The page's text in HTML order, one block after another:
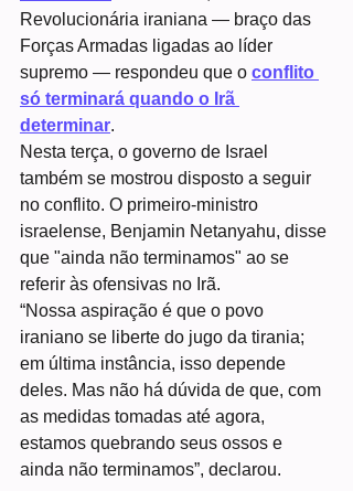
Revolucionária iraniana — braço das
Forças Armadas ligadas ao líder
supremo — respondeu que o conflito
só terminará quando o Irã
determinar.
Nesta terça, o governo de Israel
também se mostrou disposto a seguir
no conflito. O primeiro-ministro
israelense, Benjamin Netanyahu, disse
que "ainda não terminamos" ao se
referir às ofensivas no Irã.
“Nossa aspiração é que o povo
iraniano se liberte do jugo da tirania;
em última instância, isso depende
deles. Mas não há dúvida de que, com
as medidas tomadas até agora,
estamos quebrando seus ossos e
ainda não terminamos”, declarou.